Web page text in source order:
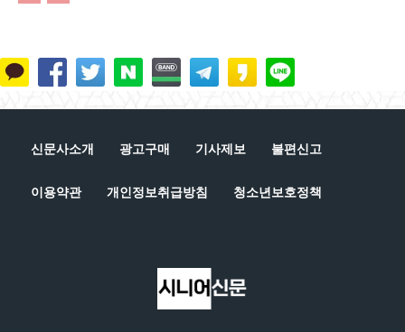
신문사소개 광고구매 기사제보 불편신고
이용약관 개인정보취급방침 청소년보호정책